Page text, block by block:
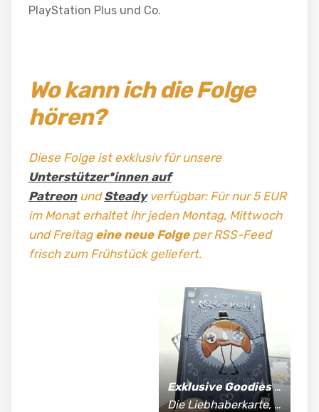
PlayStation Plus und Co.
Wo kann ich die Folge
hören?
Diese Folge ist exklusiv für unsere
Unterstützer*innen auf
PatreonundSteadyverfügbar: Für nur 5 EUR
im Monat erhaltet ihr jeden Montag, Mittwoch
und Freitageine neue Folgeper RSS-Feed
frisch zum Frühstück geliefert.
Exklusive Goodiesfür Supporter*innen:
Die Liebhaberkarte, jährlich limitierte Fan-Shirts und vieles mehr!